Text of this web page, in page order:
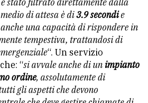
di attesa è di3.9 secondie
una capacità di rispondere in
tempestiva, trattandosi di
“. Un servizio
“si avvale anche di un impianto
ordine, assolutamente di
gli aspetti che devono